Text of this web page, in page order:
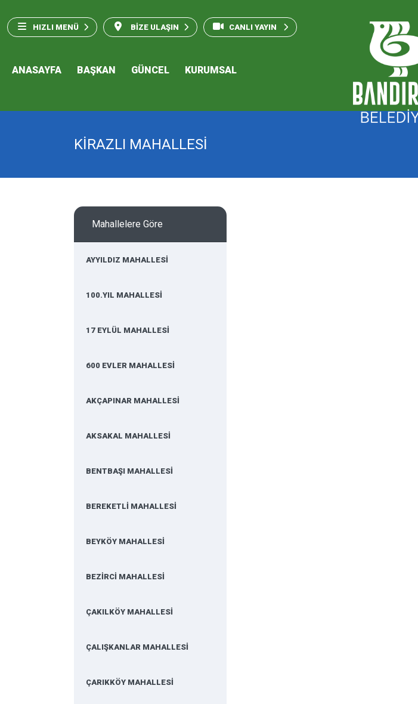
HIZLI MENÜ BİZE ULAŞIN CANLI YAYIN
ANASAYFA BAŞKAN GÜNCEL KURUMSAL
KİRAZLI MAHALLESİ
Mahallelere Göre
AYYILDIZ MAHALLESİ
100.YIL MAHALLESİ
17 EYLÜL MAHALLESİ
600 EVLER MAHALLESİ
AKÇAPINAR MAHALLESİ
AKSAKAL MAHALLESİ
BENTBAŞI MAHALLESİ
BEREKETLİ MAHALLESİ
BEYKÖY MAHALLESİ
BEZİRCİ MAHALLESİ
ÇAKILKÖY MAHALLESİ
ÇALIŞKANLAR MAHALLESİ
ÇARIKKÖY MAHALLESİ